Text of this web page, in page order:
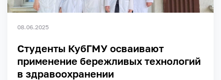
08.06.2025
Студенты КубГМУ осваивают
применение бережливых технологий
в здравоохранении